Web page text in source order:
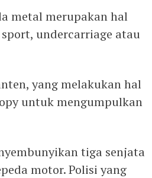
metal merupakan hal
undercarriage atau
yang melakukan hal
untuk mengumpulkan
tiga senjata
motor. Polisi yang